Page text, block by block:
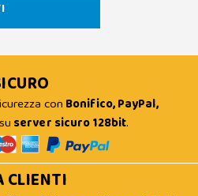
con Bonifico, PayPal,
su server sicuro 128bit.
CLIENTI